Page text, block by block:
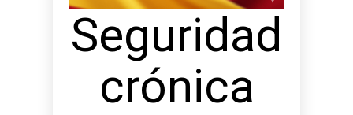
Seguridad
crónica